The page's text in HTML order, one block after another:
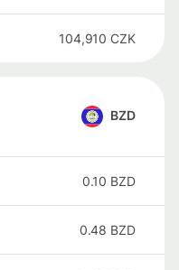
104,910 CZK
BZD
0.10 BZD
0.48 BZD